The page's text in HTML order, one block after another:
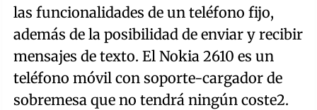
las funcionalidades de un teléfono fijo,
además de la posibilidad de enviar y recibir
mensajes de texto. El Nokia 2610 es un
teléfono móvil con soporte-cargador de
sobremesa que no tendrá ningún coste2.